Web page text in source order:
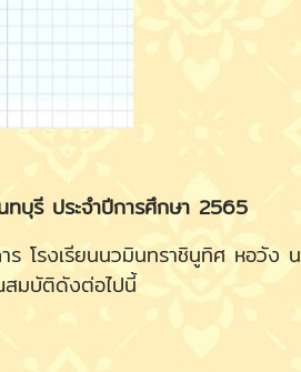
ทบุรี ประจำปีการศึกษา 2565
โรงเรียนนวมินทราชินูทิศ หอวัง
สมบัติดังต่อไปนี้